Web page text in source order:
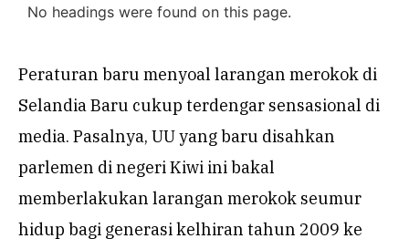
No headings were found on this page.
Peraturan baru menyoal larangan merokok di
Selandia Baru cukup terdengar sensasional di
media. Pasalnya, UU yang baru disahkan
parlemen di negeri Kiwi ini bakal
memberlakukan larangan merokok seumur
hidup bagi generasi kelhiran tahun 2009 ke